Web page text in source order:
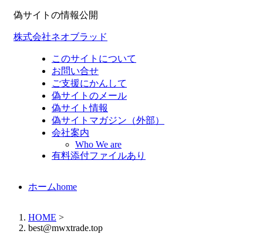
偽サイトの情報公開
株式会社ネオブラッド
このサイトについて
お問い合せ
ご支援にかんして
偽サイトのメール
偽サイト情報
偽サイトマガジン（外部）
会社案内
Who We are
有料添付ファイルあり
ホームhome
HOME >
best@mwxtrade.top